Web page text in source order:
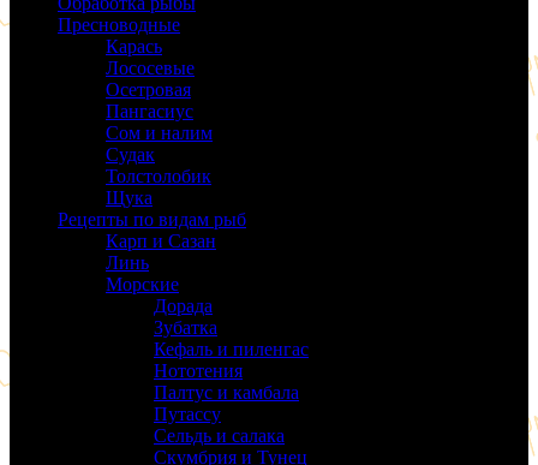
Пресноводные
Карась
Лососевые
Осетровая
Пангасиус
Сом и налим
Судак
Толстолобик
Щука
Рецепты по видам рыб
Карп и Сазан
Линь
Морские
Дорада
Зубатка
Кефаль и пиленгас
Нототения
Палтус и камбала
Путассу
Сельдь и салака
Скумбрия и Тунец